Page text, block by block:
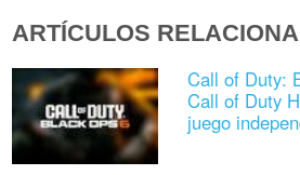
ARTÍCULOS
Call of Duty:
Call of Duty
juego